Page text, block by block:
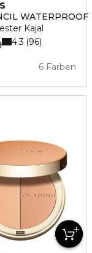
WATERPROOF
Kajal
6 Farben
4.3 96